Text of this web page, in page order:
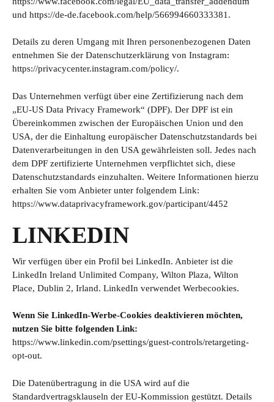
und https://de-de.facebook.com/help/566994660333381 .
Details zu deren Umgang mit Ihren personenbezogenen Daten
entnehmen Sie der Datenschutzerklärung von Instagram:
https://privacycenter.instagram.com/policy/.
Das Unternehmen verfügt über eine Zertifizierung nach dem
„EU-US Data Privacy Framework“ (DPF). Der DPF ist ein
Übereinkommen zwischen der Europäischen Union und den
USA, der die Einhaltung europäischer Datenschutzstandards bei
Datenverarbeitungen in den USA gewährleisten soll. Jedes nach
dem DPF zertifizierte Unternehmen verpflichtet sich, diese
Datenschutzstandards einzuhalten. Weitere Informationen hierzu
erhalten Sie vom Anbieter unter folgendem Link:
https://www.dataprivacyframework.gov/participant/4452
LINKEDIN
Wir verfügen über ein Profil bei LinkedIn. Anbieter ist die
LinkedIn Ireland Unlimited Company, Wilton Plaza, Wilton
Place, Dublin 2, Irland. LinkedIn verwendet Werbecookies.
Wenn Sie LinkedIn-Werbe-Cookies deaktivieren möchten,
nutzen Sie bitte folgenden Link:
https://www.linkedin.com/psettings/guest-controls/retargeting-
opt-out.
Die Datenübertragung in die USA wird auf die
Standardvertragsklauseln der EU-Kommission gestützt. Details